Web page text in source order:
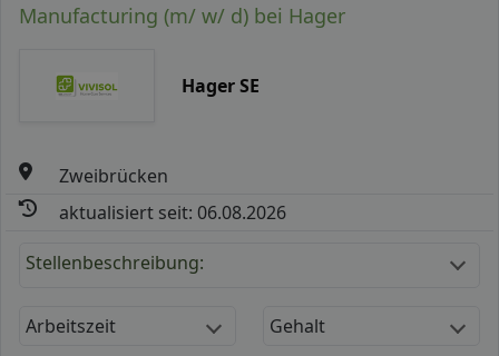
Manufacturing (m/ w/ d) bei Hager
Hager SE
Zweibrücken
aktualisiert seit: 06.08.2026
Stellenbeschreibung:
Arbeitszeit Gehalt